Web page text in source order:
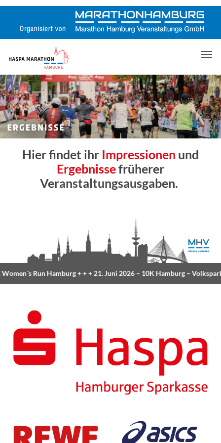
Skip
content
Hier findet ihr Impressionen und
Ergebnissefrüherer
Veranstaltungsausgaben.
Run Hamburg+ + +21. Juni 2026 –10K Hamburg– Volkspark